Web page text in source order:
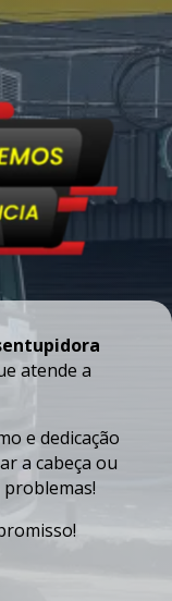
atende a
e dedicação
a cabeça ou